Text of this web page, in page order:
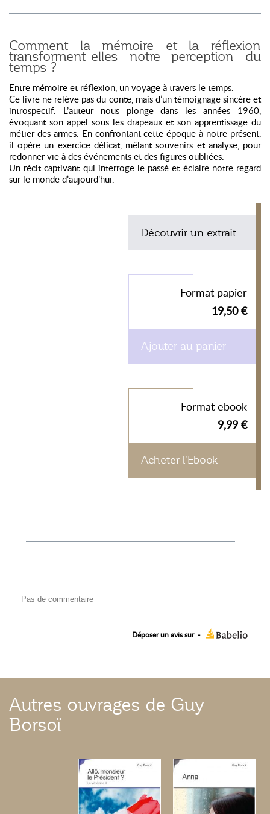
Comment la mémoire et la réflexion
transforment-elles notre perception du
temps ?
Entre mémoire et réflexion, un voyage à travers le temps.
Ce livre ne relève pas du conte, mais d’un témoignage sincère et
introspectif. L’auteur nous plonge dans les années 1960,
évoquant son appel sous les drapeaux et son apprentissage du
métier des armes. En confrontant cette époque à notre présent,
il opère un exercice délicat, mêlant souvenirs et analyse, pour
redonner vie à des événements et des figures oubliées.
Un récit captivant qui interroge le passé et éclaire notre regard
sur le monde d’aujourd’hui.
Découvrir un extrait
Format papier
19,50 €
Ajouter au panier
Format ebook
9,99 €
Acheter l'Ebook
Pas de commentaire
Déposer un avis sur -
Autres ouvrages de Guy
Borsoï